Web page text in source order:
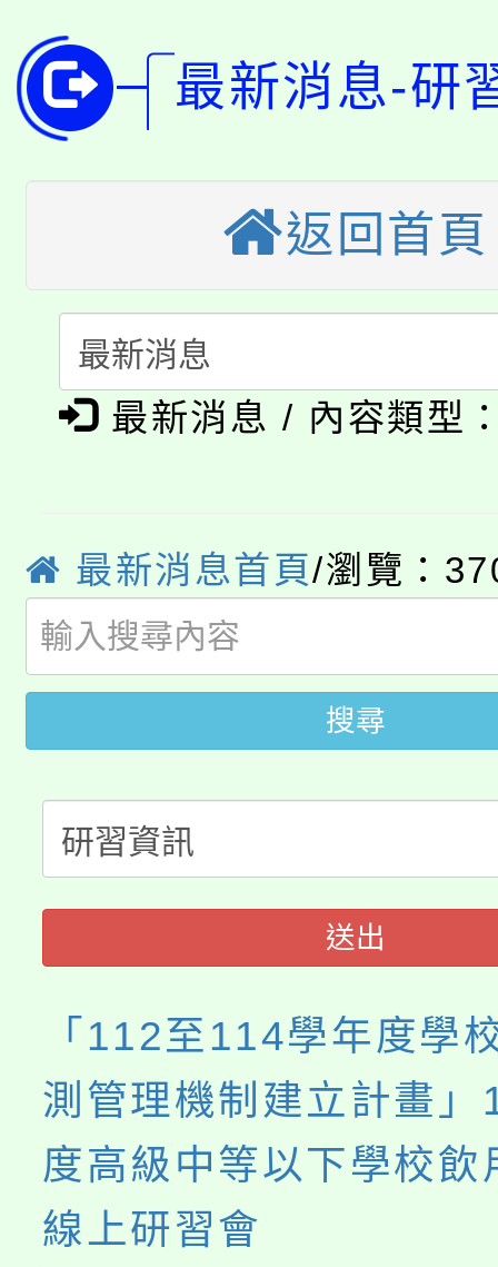
版
公告本校115學年度第
代理(課)教師甄選結果(
「2026金融保險知識
車」活動
桃園市115學年度學生
生本土語及新住民語歌
公告本校115學年度第
代理(課)教師甄選結果(
公告本校115學年度第
代理(課)教師甄選結果(
轉知中國文化大學推廣
《TA101》溝通分析基
系所師生報名參加。
淨零綠生活教案入校路
學籍身 分審查程序及
版
淨零綠領人才培育課程
公告本校115學年度第
代理(課)教師甄選結果(
「2026金融保險知識
桃園市115學年度學生
生本土語及新住民語歌
代理(課)教師甄選結果(
公告本校115學年度第
代理(課)教師甄選結果(
《TA101》溝通分析基
程，歡迎學生輔導中心
心理、諮商輔導、社會
系所師生報名參加。
最新消息-研
返回首頁
最新消息 / 內容類型
最新消息首頁/瀏覽：
搜尋
送出
「112至114學年度學
測管理機制建立計畫
度高級中等以下學校飲
線上研習會